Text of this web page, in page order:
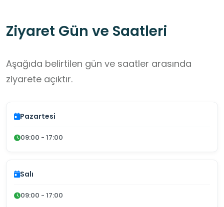
Ziyaret Gün ve Saatleri
Aşağıda belirtilen gün ve saatler arasında
ziyarete açıktır.
Pazartesi
09:00 - 17:00
Salı
09:00 - 17:00